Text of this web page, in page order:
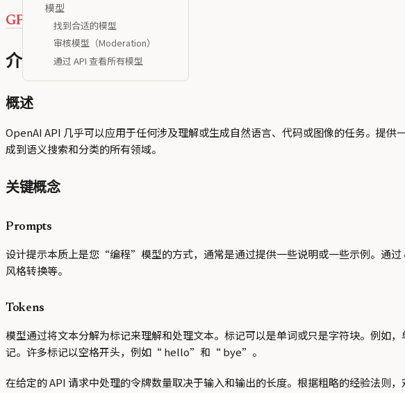
模型
找到合适的模型
审核模型（Moderation）
通过 API 查看所有模型
GPT 比较工具
介绍
概述
OpenAI API 几乎可以应用于任何涉及理解或生成自然语言、代码或图像的任务。提
成到语义搜索和分类的所有领域。
关键概念
Prompts
设计提示本质上是您“编程”模型的方式，通常是通过提供一些说明或一些示例。通过
风格转换等。
Tokens
模型通过将文本分解为标记来理解和处理文本。标记可以是单词或只是字符块
记。许多标记以空格开头，例如“ hello”和“ bye”。
在给定的 API 请求中处理的令牌数量取决于输入和输出的长度。根据粗略的经验法则